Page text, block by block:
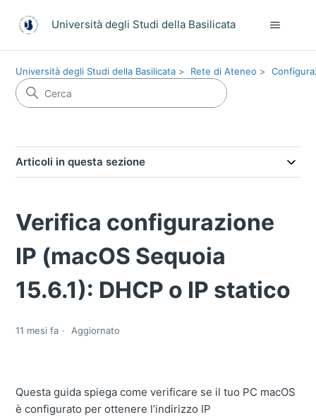
Università degli Studi della Basilicata
Università degli Studi della Basilicata Rete di Ateneo
Articoli in questa sezione
Verifica configurazione
IP (macOS Sequoia
15.6.1): DHCP o IP statico
11 mesi fa Aggiornato
Questa guida spiega come verificare se il tuo PC macOS
è configurato per ottenere l’indirizzo IP